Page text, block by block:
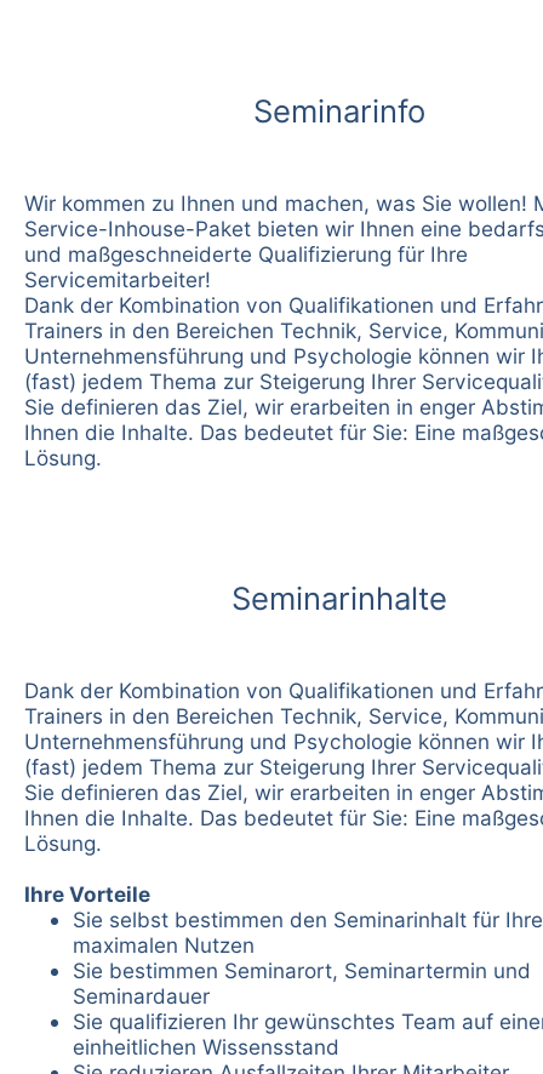
Seminarinfo
Wir kommen zu Ihnen und machen, was Sie wollen!
Service-Inhouse-Paket bieten wir Ihnen eine
und maßgeschneiderte Qualifizierung für Ihre
Servicemitarbeiter!
Dank der Kombination von Qualifikationen und
Trainers in den Bereichen Technik, Service,
Unternehmensführung und Psychologie können wir
(fast) jedem Thema zur Steigerung Ihrer
Sie definieren das Ziel, wir erarbeiten in enger
Ihnen die Inhalte. Das bedeutet für Sie: Eine
Lösung.
Seminarinhalte
Dank der Kombination von Qualifikationen und
Trainers in den Bereichen Technik, Service,
Unternehmensführung und Psychologie können wir
(fast) jedem Thema zur Steigerung Ihrer
Sie definieren das Ziel, wir erarbeiten in enger
Ihnen die Inhalte. Das bedeutet für Sie: Eine
Lösung.
Ihre Vorteile
Sie selbst bestimmen den Seminarinhalt für
maximalen Nutzen
Sie bestimmen Seminarort, Seminartermin und
Seminardauer
Sie qualifizieren Ihr gewünschtes Team auf
einheitlichen Wissensstand